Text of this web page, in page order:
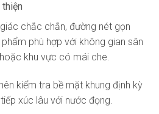
chắc chắn, đường nét gọn
phù hợp với không gian sân
khu vực có mái che.
kiểm tra bề mặt khung định kỳ
xúc lâu với nước đọng.